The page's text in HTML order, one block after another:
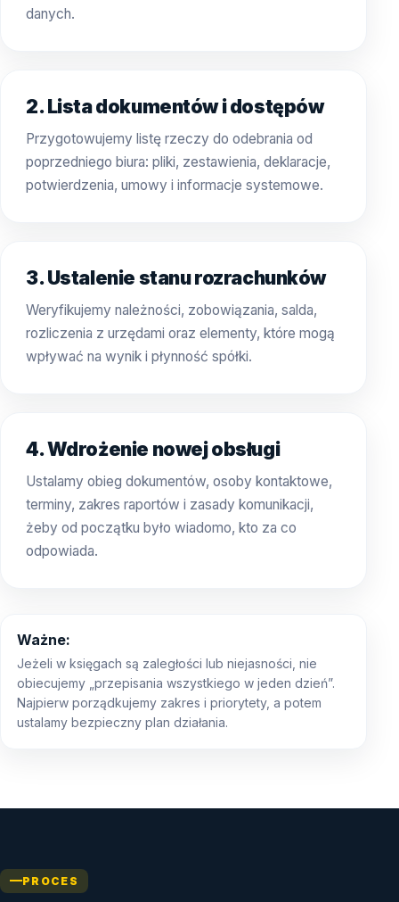
danych.
2. Lista dokumentów i dostępów
Przygotowujemy listę rzeczy do odebrania od
poprzedniego biura: pliki, zestawienia, deklaracje,
potwierdzenia, umowy i informacje systemowe.
3. Ustalenie stanu rozrachunków
Weryfikujemy należności, zobowiązania, salda,
rozliczenia z urzędami oraz elementy, które mogą
wpływać na wynik i płynność spółki.
4. Wdrożenie nowej obsługi
Ustalamy obieg dokumentów, osoby kontaktowe,
terminy, zakres raportów i zasady komunikacji,
żeby od początku było wiadomo, kto za co
odpowiada.
Ważne:
Jeżeli w księgach są zaległości lub niejasności, nie
obiecujemy „przepisania wszystkiego w jeden dzień”.
Najpierw porządkujemy zakres i priorytety, a potem
ustalamy bezpieczny plan działania.
PROCES